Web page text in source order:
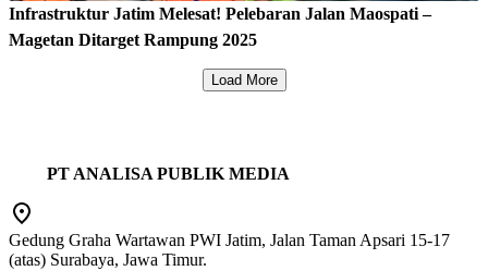
Infrastruktur Jatim Melesat! Pelebaran Jalan Maospati –
Magetan Ditarget Rampung 2025
Load More
PT ANALISA PUBLIK MEDIA
Gedung Graha Wartawan PWI Jatim, Jalan Taman Apsari 15-17
(atas) Surabaya, Jawa Timur.